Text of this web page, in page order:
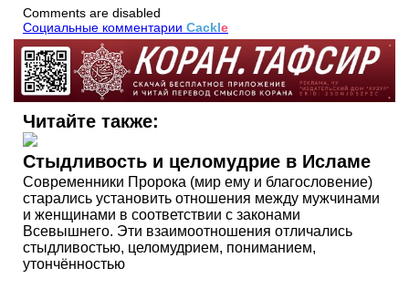
Comments are disabled
Социальные комментарии Cackle
Читайте также:
Стыдливость и целомудрие в Исламе
Современники Пророка (мир ему и благословение)
старались установить отношения между мужчинами
и женщинами в соответствии с законами
Всевышнего. Эти взаимоотношения отличались
стыдливостью, целомудрием, пониманием,
утончённостью